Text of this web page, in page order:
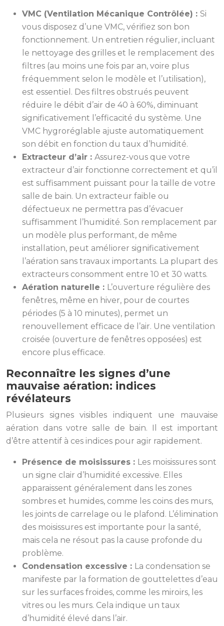
VMC (Ventilation Mécanique Contrôlée) : Si
vous disposez d’une VMC, vérifiez son bon
fonctionnement. Un entretien régulier, incluant
le nettoyage des grilles et le remplacement des
filtres (au moins une fois par an, voire plus
fréquemment selon le modèle et l’utilisation),
est essentiel. Des filtres obstrués peuvent
réduire le débit d’air de 40 à 60%, diminuant
significativement l’efficacité du système. Une
VMC hygroréglable ajuste automatiquement
son débit en fonction du taux d’humidité.
Extracteur d’air : Assurez-vous que votre
extracteur d’air fonctionne correctement et qu’il
est suffisamment puissant pour la taille de votre
salle de bain. Un extracteur faible ou
défectueux ne permettra pas d’évacuer
suffisamment l’humidité. Son remplacement par
un modèle plus performant, de même
installation, peut améliorer significativement
l’aération sans travaux importants. La plupart des
extracteurs consomment entre 10 et 30 watts.
Aération naturelle : L’ouverture régulière des
fenêtres, même en hiver, pour de courtes
périodes (5 à 10 minutes), permet un
renouvellement efficace de l’air. Une ventilation
croisée (ouverture de fenêtres opposées) est
encore plus efficace.
Reconnaître les signes d’une
mauvaise aération: indices
révélateurs
Plusieurs signes visibles indiquent une mauvaise
aération dans votre salle de bain. Il est important
d’être attentif à ces indices pour agir rapidement.
Présence de moisissures : Les moisissures sont
un signe clair d’humidité excessive. Elles
apparaissent généralement dans les zones
sombres et humides, comme les coins des murs,
les joints de carrelage ou le plafond. L’élimination
des moisissures est importante pour la santé,
mais cela ne résout pas la cause profonde du
problème.
Condensation excessive : La condensation se
manifeste par la formation de gouttelettes d’eau
sur les surfaces froides, comme les miroirs, les
vitres ou les murs. Cela indique un taux
d’humidité élevé dans l’air.